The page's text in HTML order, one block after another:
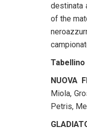
destinata
of the
Tabellino
NUOVA
Miola,
Petris,